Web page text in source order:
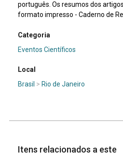
português. Os resumos dos
formato impresso - Caderno de
Categoria
Eventos Científicos
Local
Brasil > Rio de Janeiro
Itens relacionados a este